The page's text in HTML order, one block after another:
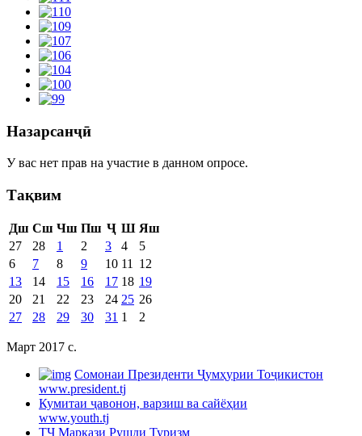
Назарсанҷӣ
У вас нет прав на участие в данном опросе.
Тақвим
Дш Сш Чш Пш Ҷ Ш Яш
27
28 1 2 3 4
5
6
7 8 9 10 11
12
13
14 15 16 17 18 19
20
21 22 23 24 25 26
27
28 29 30 31 1 2
Март 2017 c.
Cомонаи Президенти Ҷумҳурии Тоҷикистон
www.president.tj
Кумитаи ҷавонон, варзиш ва сайёҳии
www.youth.tj
ТҶ Маркази Рушди Туризм